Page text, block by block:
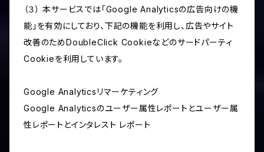
（３） 本サービスでは「Google Analyticsの広告向けの機
能」を有効にしており、下記の機能を利用し、広告やサイト
改善のためDoubleClick Cookieなどのサードパーティ
Cookieを利用しています。
Google Analyticsリマーケティング
Google Analyticsのユーザー属性レポートとユーザー属
性レポートとインタレスト レポート